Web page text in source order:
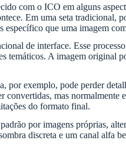
com o ICO em alguns
Em uma seta
específico que uma imagem
de interface. Esse
A imagem original
exemplo, pode perder
mas
do formato final.
por imagens próprias,
discreta e um canal alfa